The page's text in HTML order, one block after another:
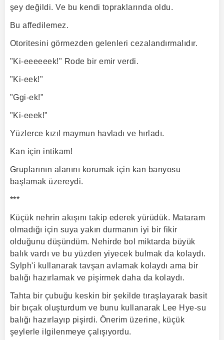
şey değildi. Ve bu kendi topraklarında oldu.
Bu affedilemez.
Otoritesini görmezden gelenleri cezalandırmalıdır.
"Ki-eeeeeek!" Rode bir emir verdi.
"Ki-eek!"
"Ggi-ek!"
"Ki-eeek!"
Yüzlerce kızıl maymun havladı ve hırladı.
Kan için intikam!
Gruplarının alanını korumak için kan banyosu
başlamak üzereydi.
***
Küçük nehrin akışını takip ederek yürüdük. Mataram
olmadığı için suya yakın durmanın iyi bir fikir
olduğunu düşündüm. Nehirde bol miktarda büyük
balık vardı ve bu yüzden yiyecek bulmak da kolaydı.
Sylph'i kullanarak tavşan avlamak kolaydı ama bir
balığı hazırlamak ve pişirmek daha da kolaydı.
Tahta bir çubuğu keskin bir şekilde tıraşlayarak basit
bir bıçak oluşturdum ve bunu kullanarak Lee Hye-su
balığı hazırlayıp pişirdi. Önerim üzerine, küçük
şeylerle ilgilenmeye çalışıyordu.